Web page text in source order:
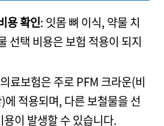
용 확인: 잇몸 뼈 이식, 약물 치
선택 비용은 보험 적용이 되지
료보험은 주로 PFM 크라운(비
에 적용되며, 다른 보철물을 선
용이 발생할 수 있습니다.